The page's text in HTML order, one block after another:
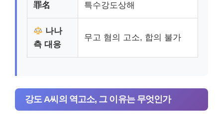
罪名 특수강도상해
나나
측 대응
무고 혐의 고소, 합의 불가
강도 A씨의 역고소, 그 이유는 무엇인가